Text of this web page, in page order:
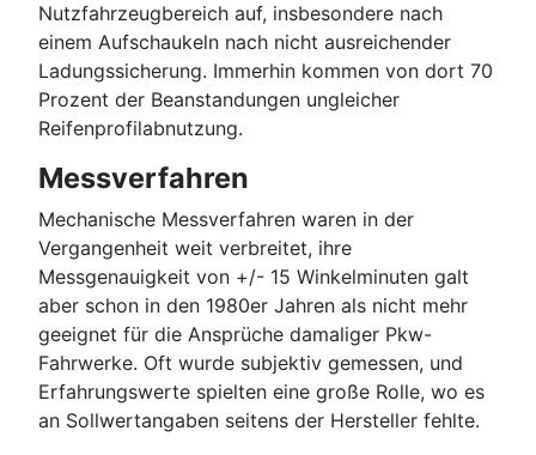
Nutzfahrzeugbereich auf, insbesondere nach
einem Aufschaukeln nach nicht ausreichender
Ladungssicherung. Immerhin kommen von dort 70
Prozent der Beanstandungen ungleicher
Reifenprofilabnutzung.
Messverfahren
Mechanische Messverfahren waren in der
Vergangenheit weit verbreitet, ihre
Messgenauigkeit von +/- 15 Winkelminuten galt
aber schon in den 1980er Jahren als nicht mehr
geeignet für die Ansprüche damaliger Pkw-
Fahrwerke. Oft wurde subjektiv gemessen, und
Erfahrungswerte spielten eine große Rolle, wo es
an Sollwertangaben seitens der Hersteller fehlte.